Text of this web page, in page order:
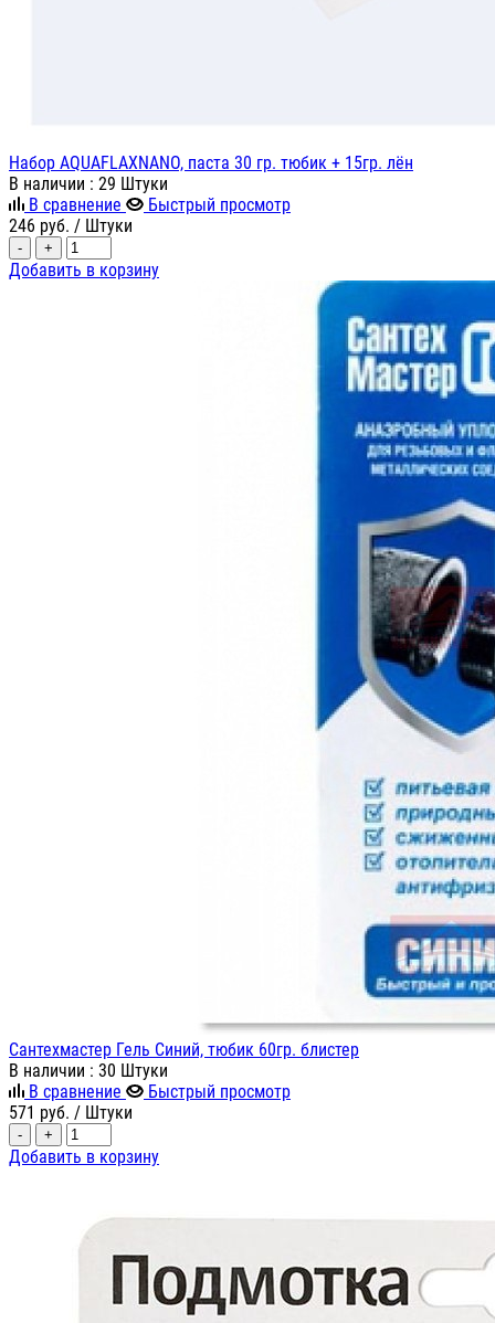
Набор AQUAFLAXNANO, паста 30 гр. тюбик + 15гр. лён
В наличии : 29 Штуки
В сравнение
Быстрый просмотр
246 руб. / Штуки
- +
Добавить в корзину
Сантехмастер Гель Синий, тюбик 60гр. блистер
В наличии : 30 Штуки
В сравнение
Быстрый просмотр
571 руб. / Штуки
- +
Добавить в корзину